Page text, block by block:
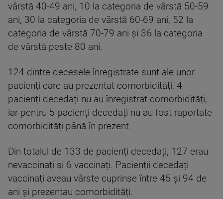
vârstă 40-49 ani, 10 la categoria de vârstă 50-59
ani, 30 la categoria de vârstă 60-69 ani, 52 la
categoria de vârstă 70-79 ani și 36 la categoria
de vârstă peste 80 ani.
124 dintre decesele înregistrate sunt ale unor
pacienți care au prezentat comorbidități, 4
pacienți decedați nu au înregistrat comorbidități,
iar pentru 5 pacienți decedați nu au fost raportate
comorbidități până în prezent.
Din totalul de 133 de pacienți decedați, 127 erau
nevaccinați și 6 vaccinați. Pacienții decedați
vaccinați aveau vârste cuprinse între 45 și 94 de
ani și prezentau comorbidități.